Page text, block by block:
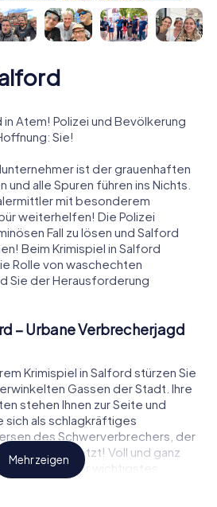
in Atem! Polizei und Bevölkerung
Sie!
ist der grauenhaften
alle Spuren führen ins Nichts.
mit besonderem
weiterhelfen! Die Polizei
Fall zu lösen und Salford
Beim Krimispiel in Salford
Rolle von waschechten
Sie der Herausforderung
– Urbane Verbrecherjagd
Krimispiel in Salford stürzen Sie
Gassen der Stadt. Ihre
stehen Ihnen zur Seite und
sich als schlagkräftiges
des Schwerverbrechers, der
versetzt! Voll und ganz
dabei auf Ihr wichtigstes
Mittels GPS-Navigation
Mehr zeigen